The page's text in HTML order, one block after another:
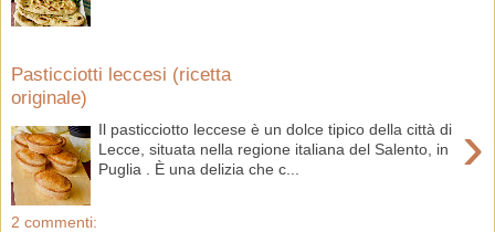
Pasticciotti leccesi (ricetta
originale)
›
Il pasticciotto leccese è un dolce tipico della città di
Lecce, situata nella regione italiana del Salento, in
Puglia . È una delizia che c...
2 commenti: